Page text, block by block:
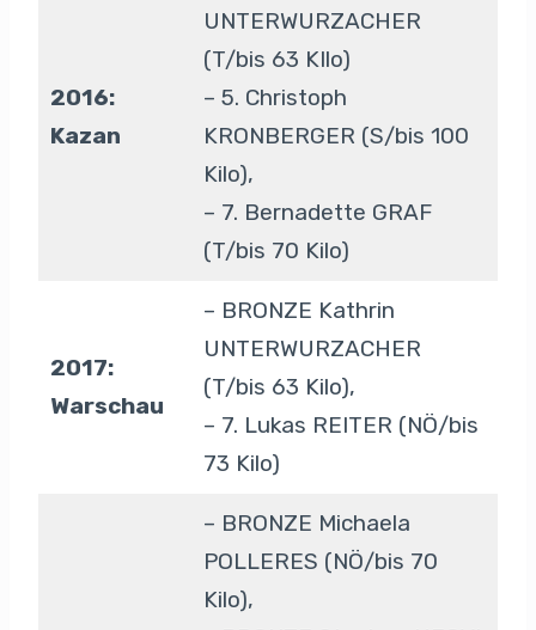
2016:
Kazan
UNTERWURZACHER
(T/bis 63 KIlo)
– 5. Christoph
KRONBERGER (S/bis 100
Kilo),
– 7. Bernadette GRAF
(T/bis 70 Kilo)
2017:
Warschau
– BRONZE Kathrin
UNTERWURZACHER
(T/bis 63 Kilo),
– 7. Lukas REITER (NÖ/bis
73 Kilo)
– BRONZE Michaela
POLLERES (NÖ/bis 70
Kilo),